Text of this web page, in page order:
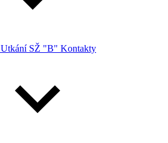
Utkání SŽ "B" Kontakty